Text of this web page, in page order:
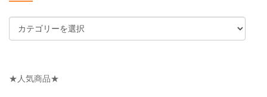
テ
リ
★人気商品★